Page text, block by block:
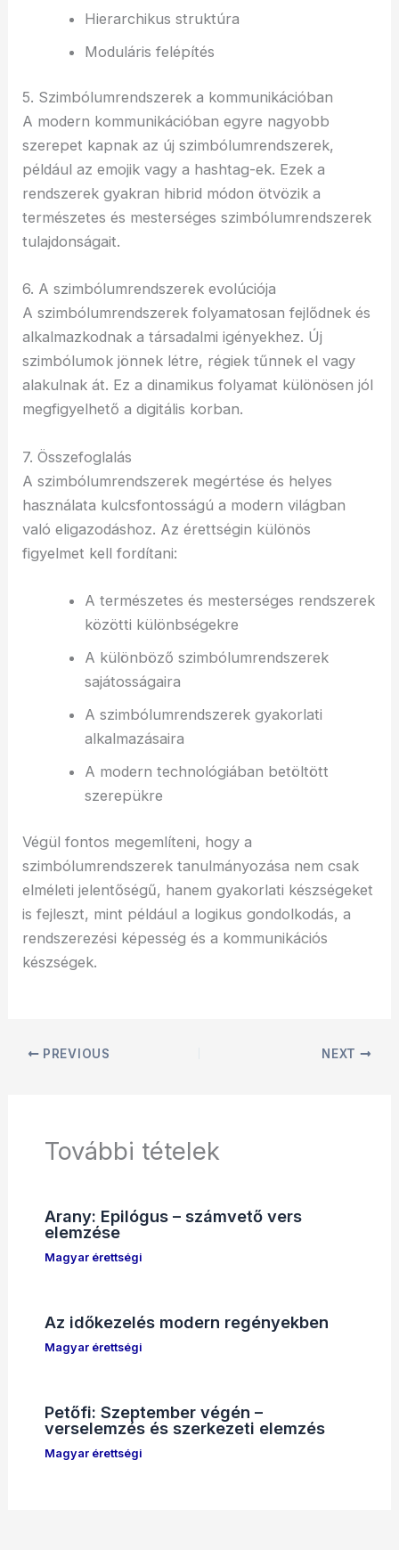
Hierarchikus struktúra
Moduláris felépítés
5. Szimbólumrendszerek a kommunikációban
A modern kommunikációban egyre nagyobb
szerepet kapnak az új szimbólumrendszerek,
például az emojik vagy a hashtag-ek. Ezek a
rendszerek gyakran hibrid módon ötvözik a
természetes és mesterséges szimbólumrendszerek
tulajdonságait.
6. A szimbólumrendszerek evolúciója
A szimbólumrendszerek folyamatosan fejlődnek és
alkalmazkodnak a társadalmi igényekhez. Új
szimbólumok jönnek létre, régiek tűnnek el vagy
alakulnak át. Ez a dinamikus folyamat különösen jól
megfigyelhető a digitális korban.
7. Összefoglalás
A szimbólumrendszerek megértése és helyes
használata kulcsfontosságú a modern világban
való eligazodáshoz. Az érettségin különös
figyelmet kell fordítani:
A természetes és mesterséges rendszerek
közötti különbségekre
A különböző szimbólumrendszerek
sajátosságaira
A szimbólumrendszerek gyakorlati
alkalmazásaira
A modern technológiában betöltött
szerepükre
Végül fontos megemlíteni, hogy a
szimbólumrendszerek tanulmányozása nem csak
elméleti jelentőségű, hanem gyakorlati készségeket
is fejleszt, mint például a logikus gondolkodás, a
rendszerezési képesség és a kommunikációs
készségek.
PREVIOUS NEXT
További tételek
Arany: Epilógus – számvető vers
elemzése
Magyar érettségi
Az időkezelés modern regényekben
Magyar érettségi
Petőfi: Szeptember végén –
verselemzés és szerkezeti elemzés
Magyar érettségi